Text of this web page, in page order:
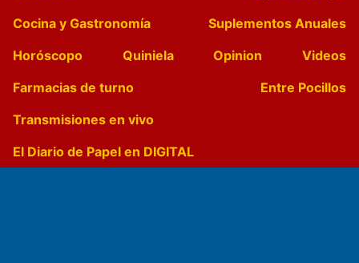
Cocina y Gastronomía
Suplementos Anuales
Horóscopo
Quiniela Opinion
Videos
Farmacias de turno
Entre Pocillos
Transmisiones en vivo
El Diario de Papel en DIGITAL